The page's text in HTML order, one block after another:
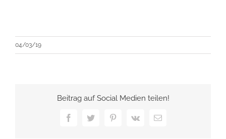
04/03/19
Beitrag auf Social Medien teilen!
FacebookTwitterPinterest
Vk
E-